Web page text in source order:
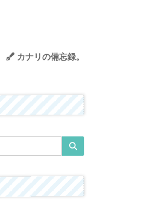
カナリの備忘録。